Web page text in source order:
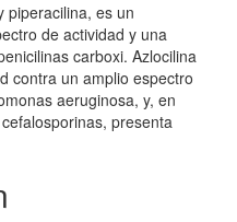
piperacilina, es un
de actividad y una
carboxi. Azlocilina
contra un amplio espectro
aeruginosa, y, en
presenta